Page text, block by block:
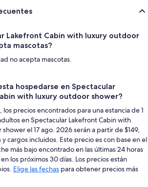
Lakefront Cabin with luxury outdoor
mascotas?
no acepta mascotas.
hospedarse en Spectacular
with luxury outdoor shower?
los precios encontrados para una estancia de 1
en Spectacular Lakefront Cabin with
el 17 ago. 2026 serán a partir de $149,
cargos incluidos. Este precio es con base en el
más bajo encontrado en las últimas 24 horas
los próximos 30 días. Los precios están
Elige las fechas para obtener precios más